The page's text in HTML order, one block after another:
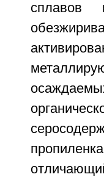
сплавов